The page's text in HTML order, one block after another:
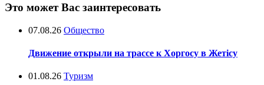
Это может Вас заинтересовать
07.08.26 Общество
Движение открыли на трассе к Хоргосу в Жетісу
01.08.26 Туризм